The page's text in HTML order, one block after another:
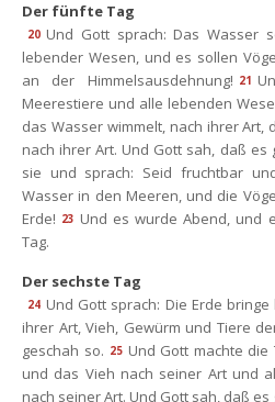
Der fünfte Tag
20 Und Gott sprach: Das Wasser
lebender Wesen, und es sollen
an der Himmelsausdehnung! 21
Meerestiere und alle lebenden
das Wasser wimmelt, nach ihrer Art,
nach ihrer Art. Und Gott sah, daß es
ie und sprach: Seid fruchtbar
Wasser in den Meeren, und die
Erde! 23 Und es wurde Abend, und
Tag.
Der sechste Tag
24 Und Gott sprach: Die Erde
ihrer Art, Vieh, Gewürm und Tiere
geschah so. 25 Und Gott machte
und das Vieh nach seiner Art und
nach seiner Art. Und Gott sah, daß es